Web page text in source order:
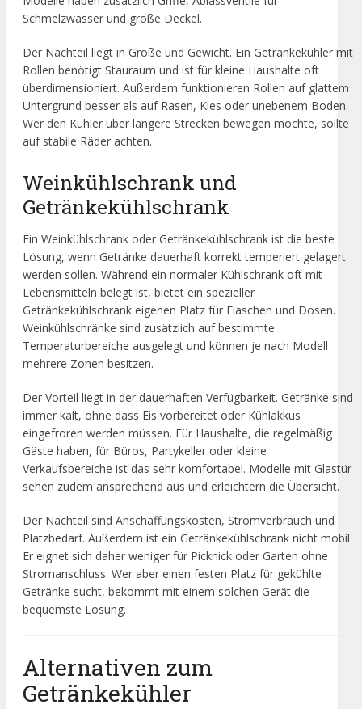
Schmelzwasser und große Deckel.
Der Nachteil liegt in Größe und Gewicht. Ein Getränkekühler mit
Rollen benötigt Stauraum und ist für kleine Haushalte oft
überdimensioniert. Außerdem funktionieren Rollen auf glattem
Untergrund besser als auf Rasen, Kies oder unebenem Boden.
Wer den Kühler über längere Strecken bewegen möchte, sollte
auf stabile Räder achten.
Weinkühlschrank und
Getränkekühlschrank
Ein Weinkühlschrank oder Getränkekühlschrank ist die beste
Lösung, wenn Getränke dauerhaft korrekt temperiert gelagert
werden sollen. Während ein normaler Kühlschrank oft mit
Lebensmitteln belegt ist, bietet ein spezieller
Getränkekühlschrank eigenen Platz für Flaschen und Dosen.
Weinkühlschränke sind zusätzlich auf bestimmte
Temperaturbereiche ausgelegt und können je nach Modell
mehrere Zonen besitzen.
Der Vorteil liegt in der dauerhaften Verfügbarkeit. Getränke sind
immer kalt, ohne dass Eis vorbereitet oder Kühlakkus
eingefroren werden müssen. Für Haushalte, die regelmäßig
Gäste haben, für Büros, Partykeller oder kleine
Verkaufsbereiche ist das sehr komfortabel. Modelle mit Glastür
sehen zudem ansprechend aus und erleichtern die Übersicht.
Der Nachteil sind Anschaffungskosten, Stromverbrauch und
Platzbedarf. Außerdem ist ein Getränkekühlschrank nicht mobil.
Er eignet sich daher weniger für Picknick oder Garten ohne
Stromanschluss. Wer aber einen festen Platz für gekühlte
Getränke sucht, bekommt mit einem solchen Gerät die
bequemste Lösung.
Alternativen zum
Getränkekühler